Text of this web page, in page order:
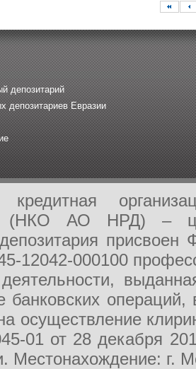
депозитарий
депозитариев Евразии
кредитная
(НКО АО НРД) –
депозитария
12042-000100
деятельности,
банковских
осуществление
01 от 28 декабря
Местонахождение: г.